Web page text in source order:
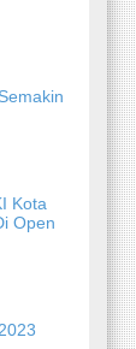
Kota
Open